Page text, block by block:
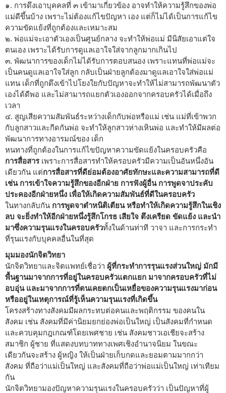
๑. การดึงเอาบุคคลที่ ๓ เข้ามาเกี่ยวข้อง อาจทำให้ความรู้สึกของพ่อ
แม่ดีขึ้นบ้าง เพราะไม่ต้องแก้ไขปัญหา เอง แต่ก็ไม่ได้เป็นการแก้ไข
ความขัดแย้งที่ถูกต้องและเหมาะสม
๒. พ่อแม่จะเอาตัวเองเป็นศูนย์กลาง จะทำให้พ่อแม่ มีนิสัยเอาแต่ใจ
ตนเอง เพราะได้รับการดูแลเอาใจใส่จากลูกมากเกินไป
๓. พัฒนาการของเด็กไม่ได้รับการตอบสนอง เพราะแทนที่พ่อแม่จะ
เป็นคนดูแลเอาใจใส่ลูก กลับเป็นฝ่ายลูกต้องมาดูแลเอาใจใส่พ่อแม่
แทน เด็กที่ถูกดึงเข้าไปโยงใยกับปัญหาจะทำให้ไม่สามารถพัฒนาตัว
เองได้ดีพอ และไม่สามารถแยกตัวเองออกจากครอบครัวได้เมื่อถึง
เวลา
๔. สูญเสียความสัมพันธ์ระหว่างเด็กกับพ่อหรือแม่ เช่น แม่ที่เข้าพวก
กับลูกสาวและกีดกันพ่อ จะทำให้ลูกสาวห่างเหินพ่อ และทำให้มีผลต่อ
พัฒนาการทางอารมณ์ของ เด็ก
หนทางที่ถูกต้องในการแก้ไขปัญหาความขัดแย้งในครอบครัวคือ
การสื่อสารเพราะการสื่อสารทำให้ครอบครัวมีความเป็นอันหนึ่งอัน
เดียวกัน แต่การสื่อสารที่ดีย่อมต้องอาศัยทักษะและความสามารถที่ดี
เช่น การเข้าใจความรู้สึกของอีกฝ่าย การฟังผู้อื่น การพูดจาประคับ
ประคองอีกฝ่ายหนึ่ง เพื่อให้เกิดความสัมพันธ์ที่ดีในครอบครัว
ในทางกลับกัน การพูดจาตำหนิติเตียน หรือทำให้เกิดความรู้สึกในเชิง
ลบ จะยิ่งทำให้อีกฝ่ายหนึ่งรู้สึกโกรธ เสียใจ ตึงเครียด ขัดแย้ง และนำ
มาซึ่งความรุนแรงในครอบครัวทั้งในด้านท่าที วาจา และการกระทำ
ที่รุนแรงกับบุคคลอื่นในที่สุด
มุมมองนักจิตวิทยา
นักจิตวิทยาและจิตแพทย์เชื่อว่า ผู้ที่กระทำการรุนแรงส่วนใหญ่ มักมี
พื้นฐานมาจากการที่อยู่ในครอบครัวแตกแยก มาจากครอบครัวที่ไม่
อบอุ่น และมาจากการที่ตนเคยตกเป็นเหยื่อของความรุนแรงมาก่อน
หรืออยู่ในเหตุการณ์ที่รู้เห็นความรุนแรงที่เกิดขึ้น
โครงสร้างทางสังคมมีผลกระทบต่อคนและพฤติกรรม ของคนใน
สังคม เช่น สังคมที่มีค่านิยมยกย่องพ่อเป็นใหญ่ เป็นสังคมที่กำหนด
และควบคุมกฎเกณฑ์โดยเพศชาย เช่น สังคมชาวเอเชียจะสร้าง
สมาชิก ผู้ชาย ที่แสดงบทบาททางเพศเชิงอำนาจนิยม ในขณะ
เดียวกันจะสร้าง ผู้หญิง ให้เป็นฝ่ายเก็บกดและยอมตามมากกว่า
สังคม ที่ถือว่าแม่เป็นใหญ่ และสังคมที่ถือว่าพ่อแม่เป็นใหญ่ เท่าเทียม
กัน
นักจิตวิทยามองปัญหาความรุนแรงในครอบครัวว่า เป็นปัญหาที่ผู้